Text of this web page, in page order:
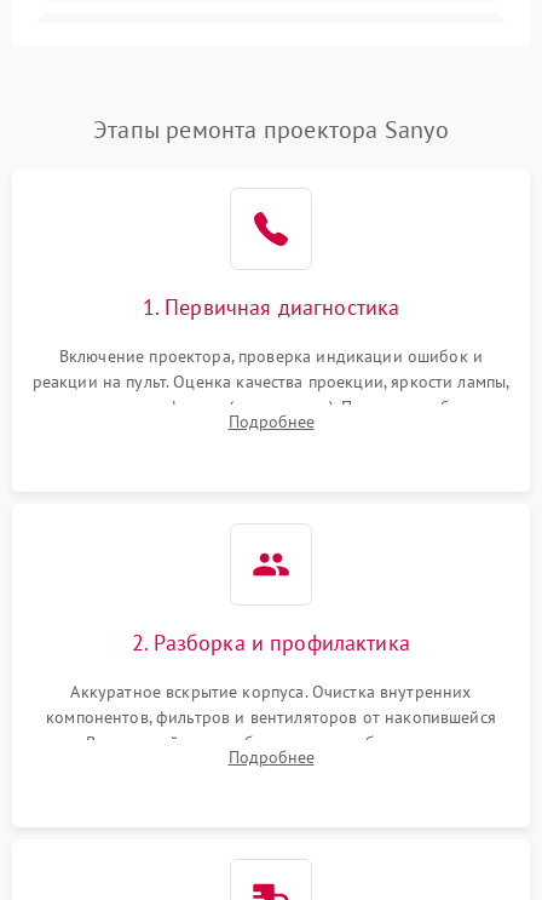
Нестабильная яркость или
контраст
4000 ₽ Подробнее →
Неравномерная подсветка
автоматическая коррекция
трапеции (Keystone)
Проблемы с
масштабированием
Подробнее →
Этапы ремонта проектора Sanyo
1. Первичная диагностика
Включение проектора, проверка индикации ошибок и
реакции на пульт. Оценка качества проекции, яркости лампы,
наличия артефактов (точки, пятна). Проверка работы
системы охлаждения по уровню шума вентиляторов.
Подробнее
2. Разборка и профилактика
Аккуратное вскрытие корпуса. Очистка внутренних
компонентов, фильтров и вентиляторов от накопившейся
пыли. Визуальный осмотр блока питания, балласта лампы и
материнской платы на наличие прогаров или вздутых
Подробнее